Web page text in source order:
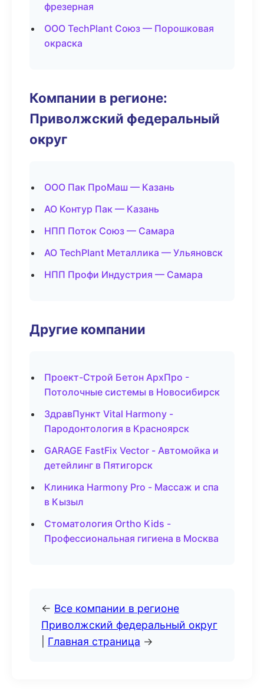
фрезерная
ООО TechPlant Союз — Порошковая
окраска
Компании в регионе:
Приволжский федеральный
округ
ООО Пак ПроМаш — Казань
АО Контур Пак — Казань
НПП Поток Союз — Самара
АО TechPlant Металлика — Ульяновск
НПП Профи Индустрия — Самара
Другие компании
Проект-Строй Бетон АрхПро -
Потолочные системы в Новосибирск
ЗдравПункт Vital Harmony -
Пародонтология в Красноярск
GARAGE FastFix Vector - Автомойка и
детейлинг в Пятигорск
Клиника Harmony Pro - Массаж и спа
в Кызыл
Стоматология Ortho Kids -
Профессиональная гигиена в Москва
← Все компании в регионе
Приволжский федеральный округ
Главная страница →